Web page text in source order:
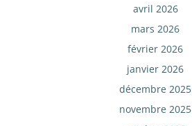
avril 2026
mars 2026
février 2026
janvier 2026
décembre 2025
novembre 2025